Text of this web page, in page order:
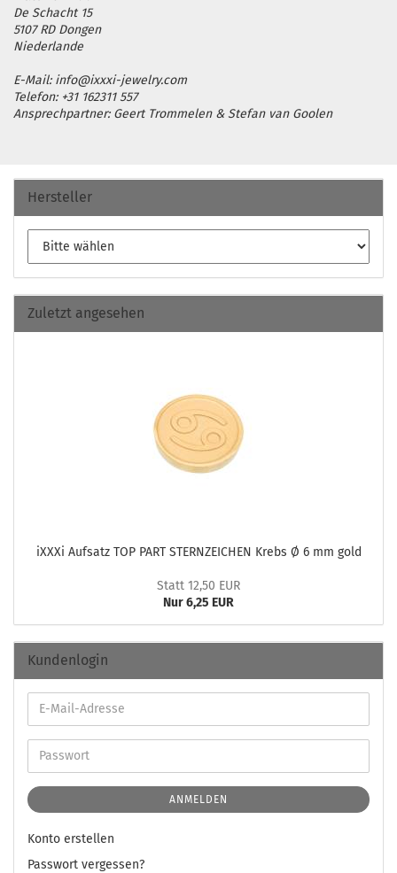
De Schacht 15
5107 RD Dongen
Niederlande
E-Mail: info@ixxxi-jewelry.com
Telefon: +31 162311 557
Ansprechpartner: Geert Trommelen & Stefan van Goolen
Hersteller
Zuletzt angesehen
iXXXi Auf­satz TOP PART STERN­ZEI­CHEN Krebs Ø 6 mm gold
Statt 12,50 EUR
Nur 6,25 EUR
Kundenlogin
ANMELDEN
Konto erstellen
Passwort vergessen?